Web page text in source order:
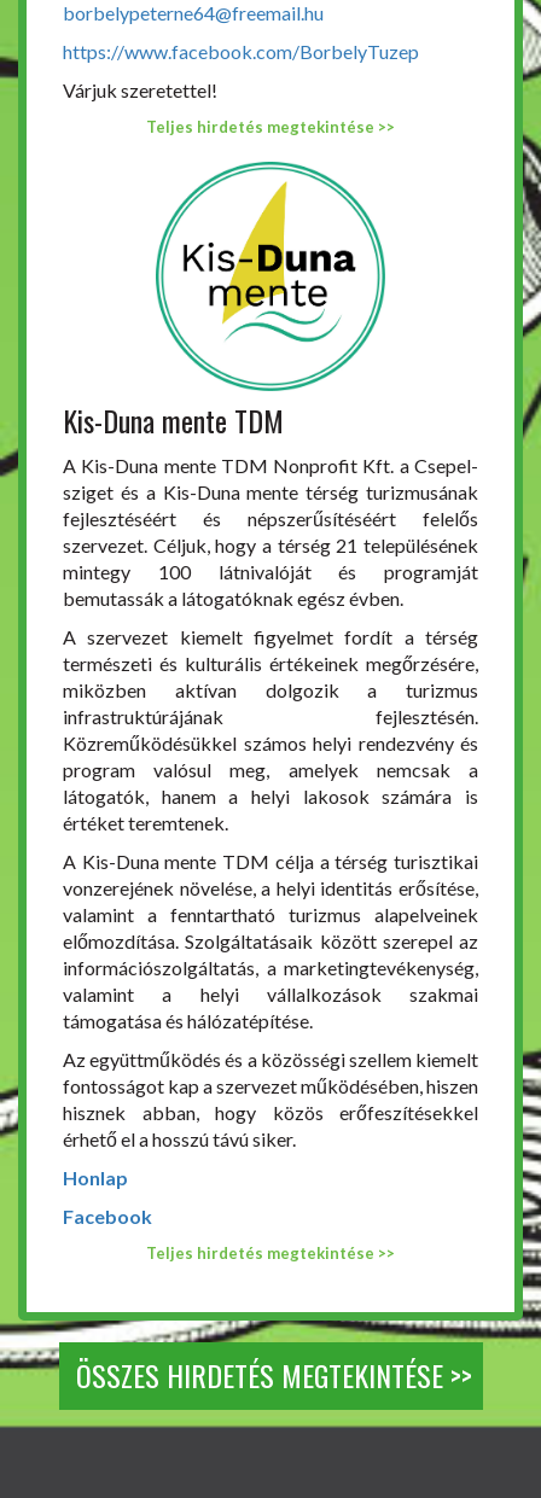
borbelypeterne64@freemail.hu
https://www.facebook.com/BorbelyTuzep
Várjuk szeretettel!
Teljes hirdetés megtekintése >>
Kis-Duna mente TDM
A Kis-Duna mente TDM Nonprofit Kft. a Csepel-
sziget és a Kis-Duna mente térség turizmusának
fejlesztéséért és népszerűsítéséért felelős
szervezet. Céljuk, hogy a térség 21 településének
mintegy 100 látnivalóját és programját
bemutassák a látogatóknak egész évben.
A szervezet kiemelt figyelmet fordít a térség
természeti és kulturális értékeinek megőrzésére,
miközben aktívan dolgozik a turizmus
infrastruktúrájának fejlesztésén.
Közreműködésükkel számos helyi rendezvény és
program valósul meg, amelyek nemcsak a
látogatók, hanem a helyi lakosok számára is
értéket teremtenek.
A Kis-Duna mente TDM célja a térség turisztikai
vonzerejének növelése, a helyi identitás erősítése,
valamint a fenntartható turizmus alapelveinek
előmozdítása. Szolgáltatásaik között szerepel az
információszolgáltatás, a marketingtevékenység,
valamint a helyi vállalkozások szakmai
támogatása és hálózatépítése.
Az együttműködés és a közösségi szellem kiemelt
fontosságot kap a szervezet működésében, hiszen
hisznek abban, hogy közös erőfeszítésekkel
érhető el a hosszú távú siker.
Honlap
Facebook
Teljes hirdetés megtekintése >>
ÖSSZES HIRDETÉS MEGTEKINTÉSE >>